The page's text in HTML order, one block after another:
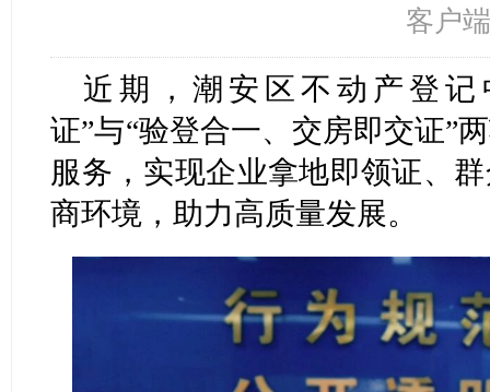
客户端
近期，潮安区不动产登
证”与“验登合一、交房即交证”
服务，实现企业拿地即领证、
商环境，助力高质量发展。